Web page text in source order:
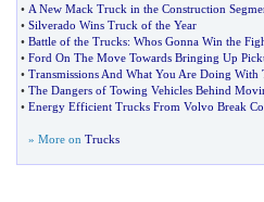
• A New Mack Truck in the Construction
• Silverado Wins Truck of the Year
• Battle of the Trucks: Whos Gonna Win the
• Ford On The Move Towards Bringing Up
• Transmissions And What You Are Doing With
• The Dangers of Towing Vehicles Behind
• Energy Efficient Trucks From Volvo Break
» More on Trucks